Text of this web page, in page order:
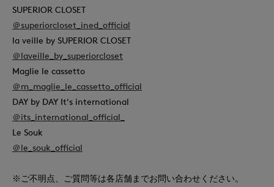
SUPERIOR CLOSET
＠superiorcloset_ined_official
la veille by SUPERIOR CLOSET
＠laveille_by_superiorcloset
Maglie le cassetto
＠m_maglie_le_cassetto_official
DAY by DAY It's international
＠its_international_official_
Le Souk
＠le_souk_official
※ご不明点、ご質問等は各店舗までお問い合わせください。